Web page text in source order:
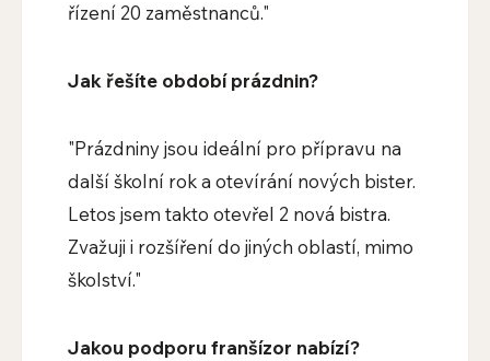
řízení 20 zaměstnanců."
Jak řešíte období prázdnin?
"Prázdniny jsou ideální pro přípravu na
další školní rok a otevírání nových bister.
Letos jsem takto otevřel 2 nová bistra.
Zvažuji i rozšíření do jiných oblastí, mimo
školství."
Jakou podporu franšízor nabízí?